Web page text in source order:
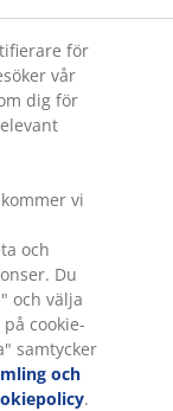
för
vår
dig för
vi
och
Du
och välja
cookie-
samtycker
och
.